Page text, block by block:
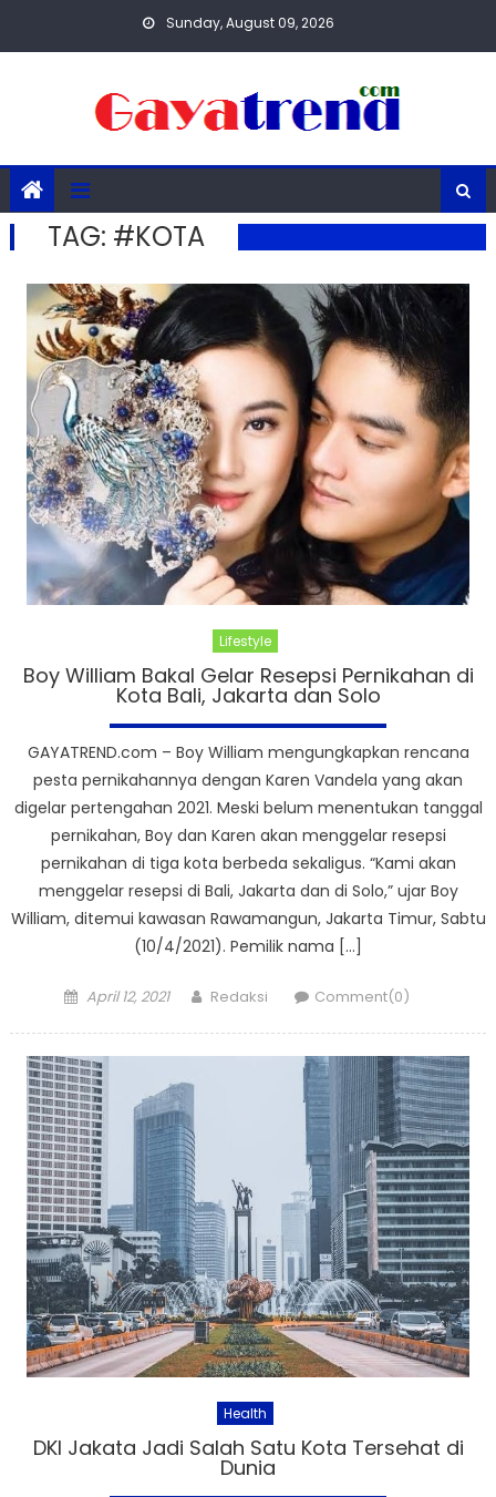
Sunday, August 09, 2026
TAG: #KOTA
Lifestyle
Boy William Bakal Gelar Resepsi Pernikahan di
Kota Bali, Jakarta dan Solo
GAYATREND.com – Boy William mengungkapkan rencana
pesta pernikahannya dengan Karen Vandela yang akan
digelar pertengahan 2021. Meski belum menentukan tanggal
pernikahan, Boy dan Karen akan menggelar resepsi
pernikahan di tiga kota berbeda sekaligus. “Kami akan
menggelar resepsi di Bali, Jakarta dan di Solo,” ujar Boy
William, ditemui kawasan Rawamangun, Jakarta Timur, Sabtu
(10/4/2021). Pemilik nama […]
Posted
April 12, 2021 Author
Redaksi Comment(0)
Health
DKI Jakata Jadi Salah Satu Kota Tersehat di
Dunia